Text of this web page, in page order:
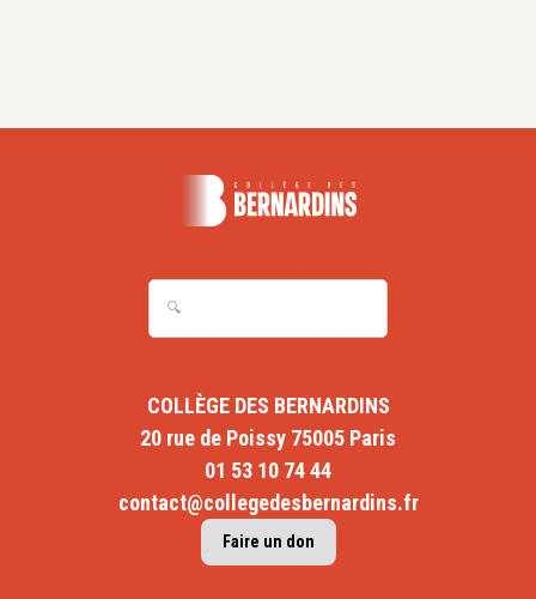
COLLÈGE DES BERNARDINS
20 rue de Poissy 75005 Paris
01 53 10 74 44
contact@collegedesbernardins.fr
Faire un don